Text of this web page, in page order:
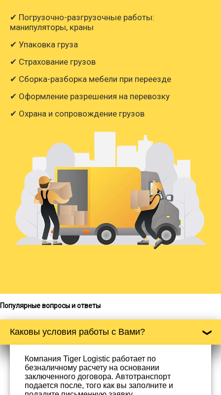
✔ Погрузочно-разгрузочные работы:
манипуляторы, краны
✔ Упаковка груза
✔ Страхование грузов
✔ Сборка-разборка мебели при переезде
✔ Оформление разрешения на перевозку
✔ Охрана и сопровождение грузов
Популярные вопросы и ответы
Каковы условия работы с Вами?
Компания Tiger Logistic работает по
безналичному расчету на основании
заключенного договора. Автотранспорт
подается после, того как вы заполните и